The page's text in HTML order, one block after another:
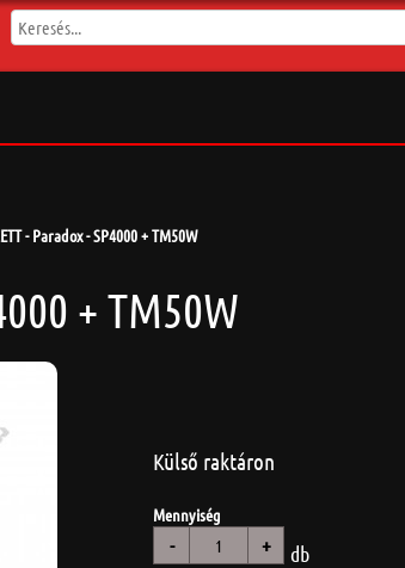
- Paradox - SP4000 + TM50W
+ TM50W
Külső raktáron
Mennyiség
- + db